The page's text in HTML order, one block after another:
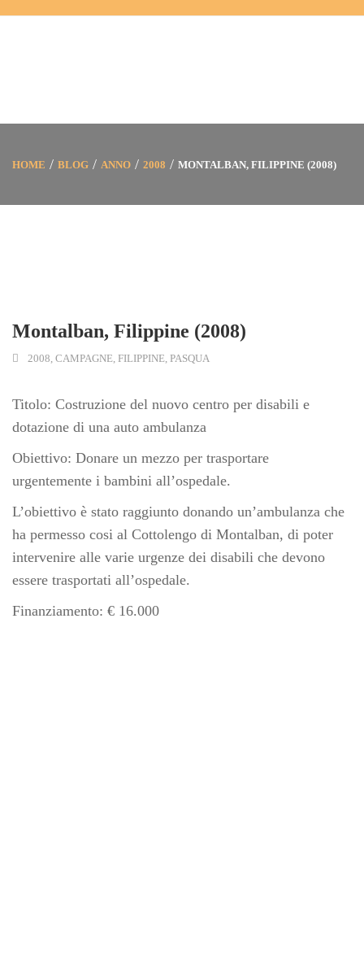
HOME BLOG ANNO 2008 MONTALBAN, FILIPPINE (2008)
Montalban, Filippine (2008)
2008, CAMPAGNE, FILIPPINE, PASQUA
Titolo: Costruzione del nuovo centro per disabili e
dotazione di una auto ambulanza
Obiettivo: Donare un mezzo per trasportare
urgentemente i bambini all’ospedale.
L’obiettivo è stato raggiunto donando un’ambulanza che
ha permesso cosi al Cottolengo di Montalban, di poter
intervenire alle varie urgenze dei disabili che devono
essere trasportati all’ospedale.
Finanziamento: € 16.000